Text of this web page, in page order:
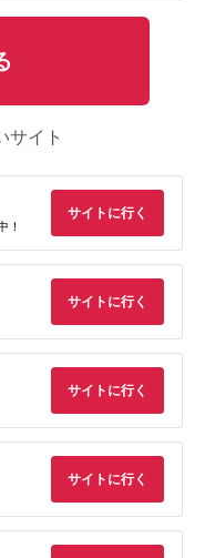
サイト
！
サイトに行く
サイトに行く
サイトに行く
サイトに行く